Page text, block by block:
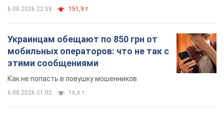
6.08.2026 22:58 151,9 т.
Украинцам обещают по 850 грн от
мобильных операторов: что не так с
этими сообщениями
Как не попасть в ловушку мошенников
6.08.2026 21:02 16,6 т.